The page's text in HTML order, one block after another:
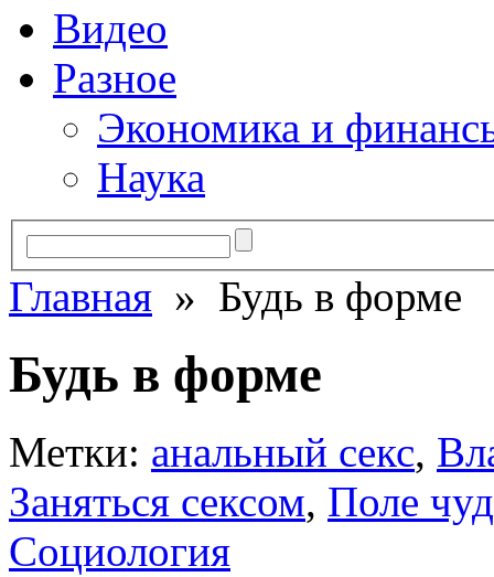
Видео
Разное
Экономика и
Наука
Главная » Будь в форме
Будь в форме
Метки: анальный секс,
Заняться сексом, Поле
Социология